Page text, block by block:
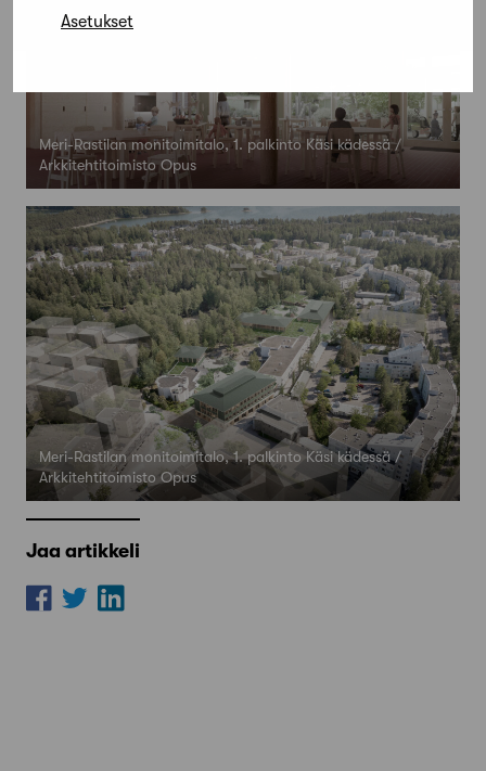
Asetukset
Meri-Rastilan monitoimitalo, 1. palkinto Käsi kädessä /
Arkkitehtitoimisto Opus
Meri-Rastilan monitoimitalo, 1. palkinto Käsi kädessä /
Arkkitehtitoimisto Opus
Jaa artikkeli